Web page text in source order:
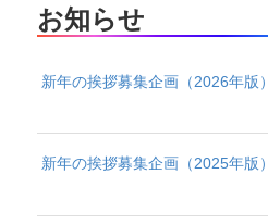
お知らせ
新年の挨拶募集企画（2026年版）
新年の挨拶募集企画（2025年版）